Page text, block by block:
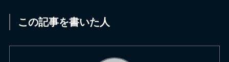
この記事を書いた人